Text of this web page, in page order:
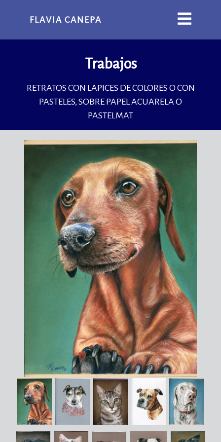
FLAVIA CANEPA
Trabajos
RETRATOS CON LAPICES DE COLORES O CON
PASTELES, SOBRE PAPEL ACUARELA O
PASTELMAT